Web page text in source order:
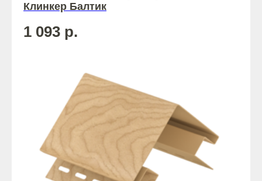
Клинкер Балтик
1 093 р.